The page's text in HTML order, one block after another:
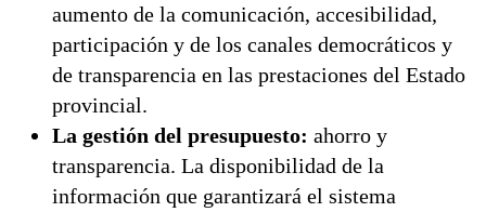
aumento de la comunicación, accesibilidad,
participación y de los canales democráticos y
de transparencia en las prestaciones del Estado
provincial.
La gestión del presupuesto: ahorro y
transparencia. La disponibilidad de la
información que garantizará el sistema